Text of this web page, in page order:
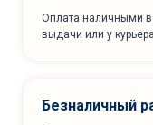
Оплата наличными
выдачи или у курьера
Безналичный